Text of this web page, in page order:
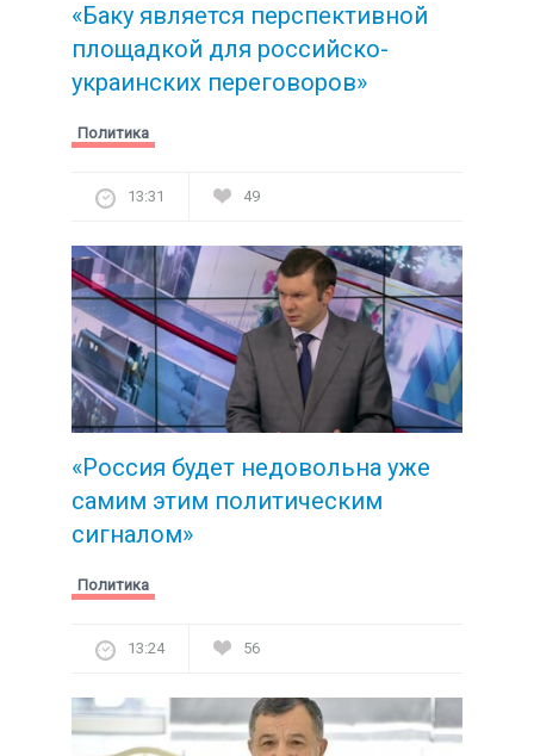
«Баку является перспективной
площадкой для российско-
украинских переговоров»
Политика
13:31 49
«Россия будет недовольна уже
самим этим политическим
сигналом»
Политика
13:24 56